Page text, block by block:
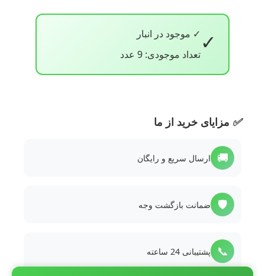
✓ ✓ موجود در انبار
تعداد موجودی: 9 عدد
✅ مزایای خرید از ما
🚚 ارسال سریع و رایگان
🛡️ ضمانت بازگشت وجه
📞 پشتیبانی 24 ساعته